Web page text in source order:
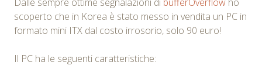
scoperto che in Korea è stato messo in vendita un PC in
formato mini ITX dal costo irrosorio, solo 90 euro!
Il PC ha le seguenti caratteristiche: